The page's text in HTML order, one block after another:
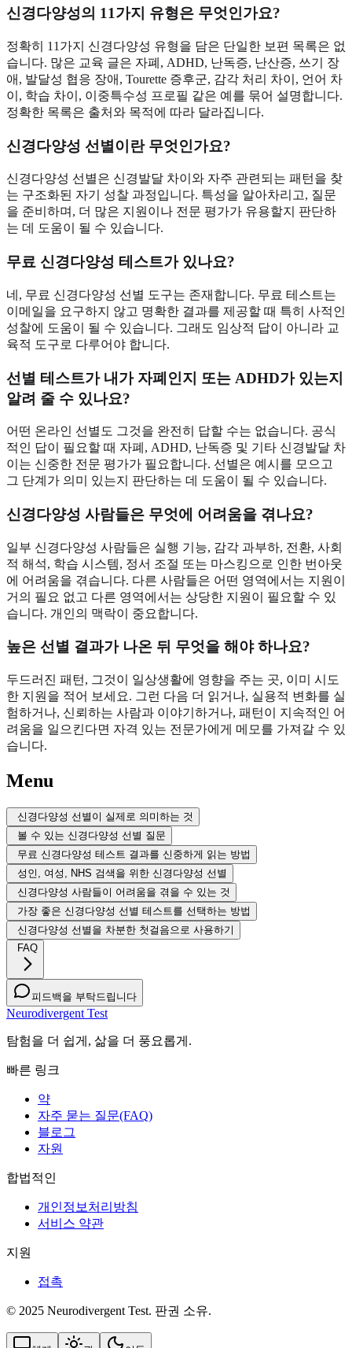
신경다양성의 11가지 유형은 무엇인가요?
정확히 11가지 신경다양성 유형을 담은 단일한 보편 목록은 없
습니다. 많은 교육 글은 자폐, ADHD, 난독증, 난산증, 쓰기 장
애, 발달성 협응 장애, Tourette 증후군, 감각 처리 차이, 언어 차
이, 학습 차이, 이중특수성 프로필 같은 예를 묶어 설명합니다.
정확한 목록은 출처와 목적에 따라 달라집니다.
신경다양성 선별이란 무엇인가요?
신경다양성 선별은 신경발달 차이와 자주 관련되는 패턴을 찾
는 구조화된 자기 성찰 과정입니다. 특성을 알아차리고, 질문
을 준비하며, 더 많은 지원이나 전문 평가가 유용할지 판단하
는 데 도움이 될 수 있습니다.
무료 신경다양성 테스트가 있나요?
네, 무료 신경다양성 선별 도구는 존재합니다. 무료 테스트는
이메일을 요구하지 않고 명확한 결과를 제공할 때 특히 사적인
성찰에 도움이 될 수 있습니다. 그래도 임상적 답이 아니라 교
육적 도구로 다루어야 합니다.
선별 테스트가 내가 자폐인지 또는 ADHD가 있는지
알려 줄 수 있나요?
어떤 온라인 선별도 그것을 완전히 답할 수는 없습니다. 공식
적인 답이 필요할 때 자폐, ADHD, 난독증 및 기타 신경발달 차
이는 신중한 전문 평가가 필요합니다. 선별은 예시를 모으고
그 단계가 의미 있는지 판단하는 데 도움이 될 수 있습니다.
신경다양성 사람들은 무엇에 어려움을 겪나요?
일부 신경다양성 사람들은 실행 기능, 감각 과부하, 전환, 사회
적 해석, 학습 시스템, 정서 조절 또는 마스킹으로 인한 번아웃
에 어려움을 겪습니다. 다른 사람들은 어떤 영역에서는 지원이
거의 필요 없고 다른 영역에서는 상당한 지원이 필요할 수 있
습니다. 개인의 맥락이 중요합니다.
높은 선별 결과가 나온 뒤 무엇을 해야 하나요?
두드러진 패턴, 그것이 일상생활에 영향을 주는 곳, 이미 시도
한 지원을 적어 보세요. 그런 다음 더 읽거나, 실용적 변화를 실
험하거나, 신뢰하는 사람과 이야기하거나, 패턴이 지속적인 어
려움을 일으킨다면 자격 있는 전문가에게 메모를 가져갈 수 있
습니다.
Menu
신경다양성 선별이 실제로 의미하는 것
볼 수 있는 신경다양성 선별 질문
무료 신경다양성 테스트 결과를 신중하게 읽는 방법
성인, 여성, NHS 검색을 위한 신경다양성 선별
신경다양성 사람들이 어려움을 겪을 수 있는 것
가장 좋은 신경다양성 선별 테스트를 선택하는 방법
신경다양성 선별을 차분한 첫걸음으로 사용하기
FAQ
피드백을 부탁드립니다
Neurodivergent Test
탐험을 더 쉽게, 삶을 더 풍요롭게.
빠른 링크
약
자주 묻는 질문(FAQ)
블로그
자원
합법적인
개인정보처리방침
서비스 약관
지원
접촉
© 2025 Neurodivergent Test. 판권 소유.